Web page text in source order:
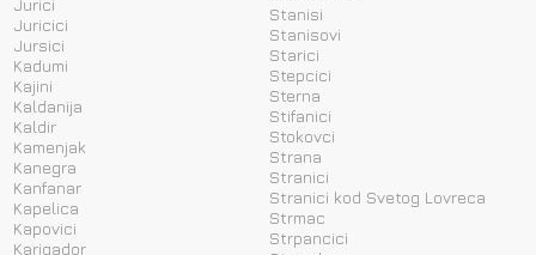
Jurici
Juricici
Jursici
Kadumi
Kajini
Kaldanija
Kaldir
Kamenjak
Kanegra
Kanfanar
Kapelica
Kapovici
Karigador
Stanisi
Stanisovi
Starici
Stepcici
Sterna
Stifanici
Stokovci
Strana
Stranici
Stranici kod Svetog Lovreca
Strmac
Strpancici